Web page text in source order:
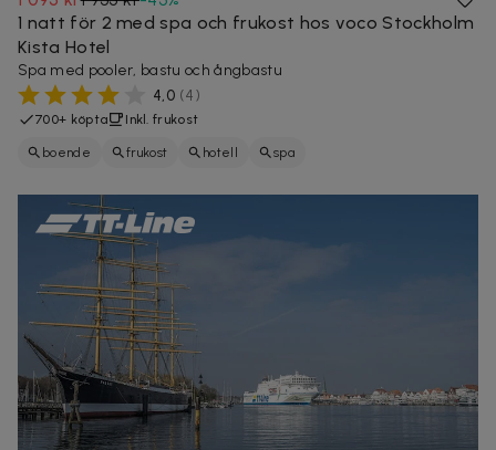
1 natt för 2 med spa och frukost hos voco Stockholm
Kista Hotel
Spa med pooler, bastu och ångbastu
4,0 (4)
700+ köpta Inkl. frukost
boende frukost hotell spa